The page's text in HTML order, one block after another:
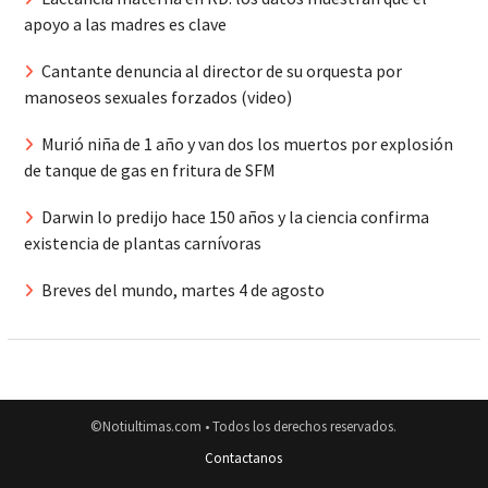
apoyo a las madres es clave
Cantante denuncia al director de su orquesta por
manoseos sexuales forzados (video)
Murió niña de 1 año y van dos los muertos por explosión
de tanque de gas en fritura de SFM
Darwin lo predijo hace 150 años y la ciencia confirma
existencia de plantas carnívoras
Breves del mundo, martes 4 de agosto
©Notiultimas.com • Todos los derechos reservados.
Contactanos